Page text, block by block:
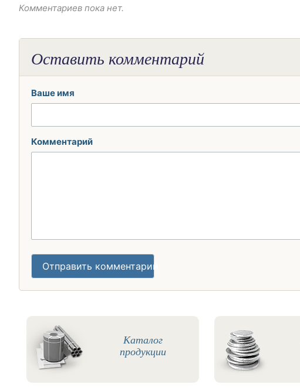
Комментариев пока нет.
Оставить комментарий
Ваше имя
Комментарий
Отправить комментарий
Каталог
продукции